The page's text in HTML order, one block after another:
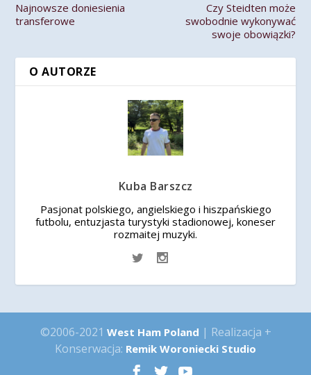
Najnowsze doniesienia
transferowe
Czy Steidten może
swobodnie wykonywać
swoje obowiązki?
O AUTORZE
Kuba Barszcz
Pasjonat polskiego, angielskiego i hiszpańskiego
futbolu, entuzjasta turystyki stadionowej, koneser
rozmaitej muzyki.
©2006-2021 West Ham Poland | Realizacja +
Konserwacja: Remik Woroniecki Studio